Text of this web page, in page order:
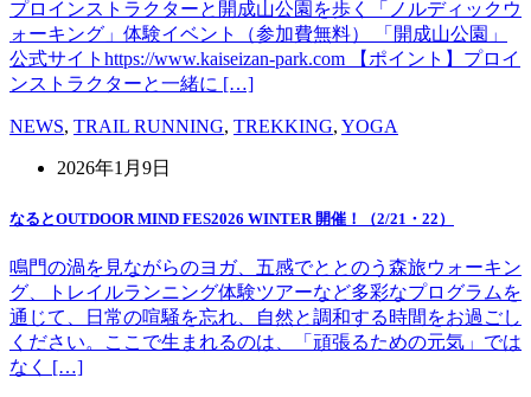
プロインストラクターと開成山公園を歩く「ノルディックウ
ォーキング」体験イベント（参加費無料） 「開成山公園」
公式サイトhttps://www.kaiseizan-park.com 【ポイント】プロイ
ンストラクターと一緒に […]
NEWS, TRAIL RUNNING, TREKKING, YOGA
2026年1月9日
なるとOUTDOOR MIND FES2026 WINTER 開催！（2/21・22）
鳴門の渦を見ながらのヨガ、五感でととのう森旅ウォーキン
グ、トレイルランニング体験ツアーなど多彩なプログラムを
通じて、日常の喧騒を忘れ、自然と調和する時間をお過ごし
ください。ここで生まれるのは、「頑張るための元気」では
なく […]